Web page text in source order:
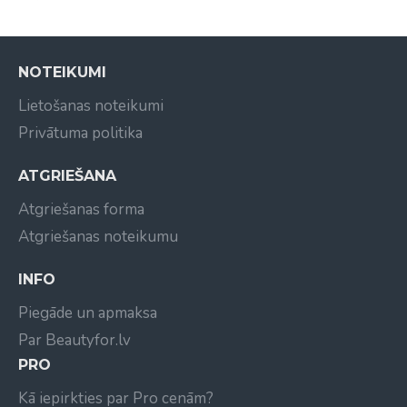
NOTEIKUMI
Lietošanas noteikumi
Privātuma politika
ATGRIEŠANA
Atgriešanas forma
Atgriešanas noteikumu
INFO
Piegāde un apmaksa
Par Beautyfor.lv
PRO
Kā iepirkties par Pro cenām?